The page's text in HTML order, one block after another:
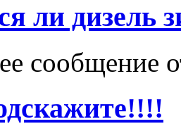
ли дизель
сообщение